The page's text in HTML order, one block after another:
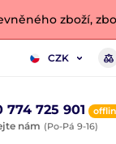
zboží,
CZK
774 725 901
nám (Po-Pá 9-16)